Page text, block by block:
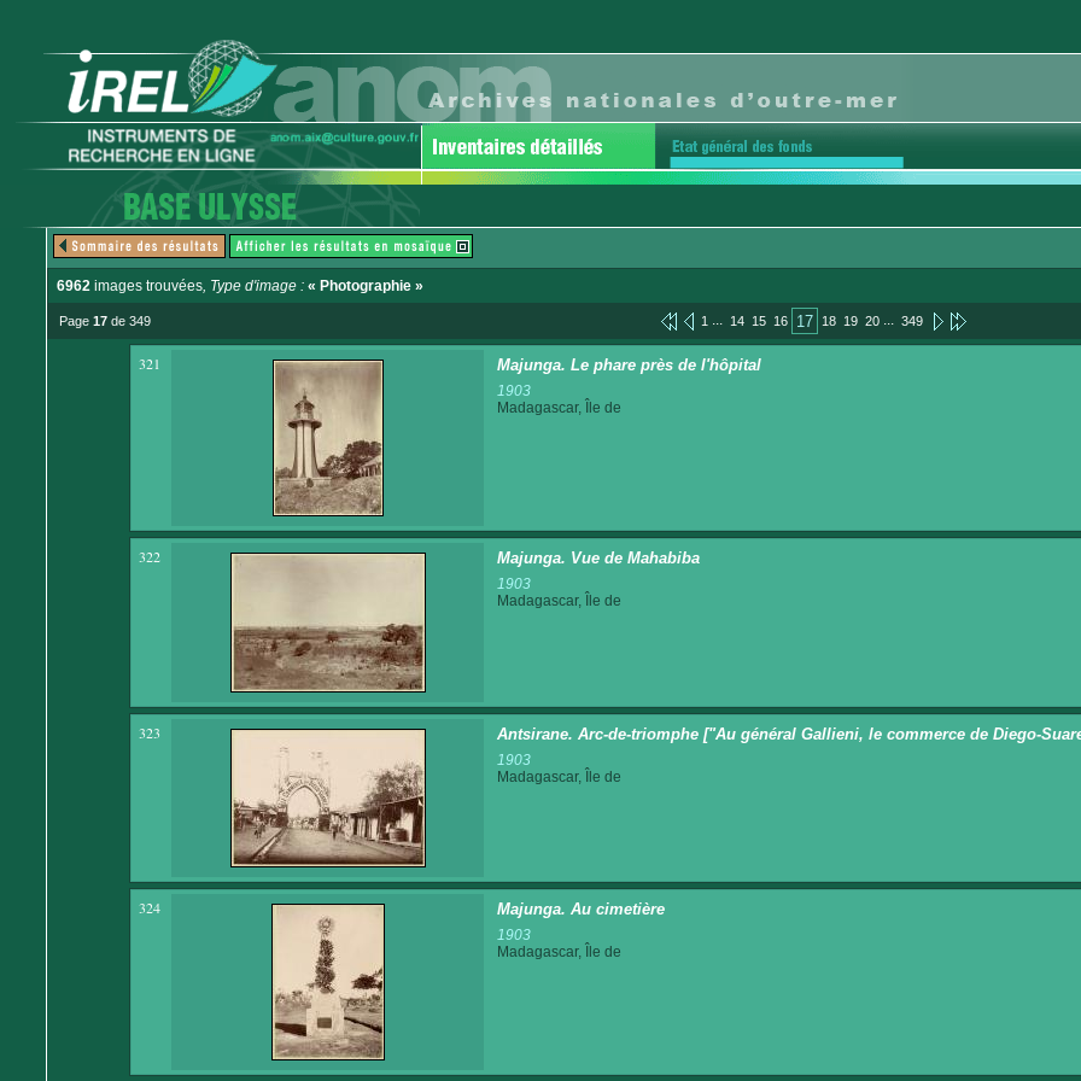
6962 images trouvées, Type d'image : « Photographie »
Page 17 de 349 1 ... 14 15 16 17 18 19 20 ... 349
321 Majunga. Le phare près de l'hôpital
1903
Madagascar, Île de
322 Majunga. Vue de Mahabiba
1903
Madagascar, Île de
323 Antsirane. Arc-de-triomphe ["Au général Gallieni, le commerce de Diego-
1903
Madagascar, Île de
324 Majunga. Au cimetière
1903
Madagascar, Île de